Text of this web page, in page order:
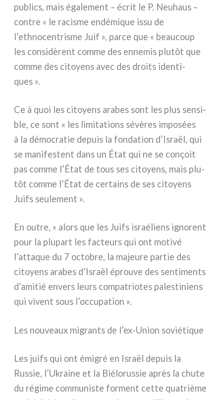
publics, mais éga­le­ment – écrit le P. Neuhaus –
con­tre « le raci­sme endé­mi­que issu de
l’ethnocentrisme Juif », par­ce que « beau­coup
les con­si­dè­rent com­me des enne­mis plu­tôt que
com­me des citoyens avec des droi­ts iden­ti­
ques ».
Ce à quoi les citoyens ara­bes sont les plus sen­si­
ble, ce sont « les limi­ta­tions sévè­res impo­sées
à la démo­cra­tie depuis la fon­da­tion d’Israël, qui
se mani­fe­stent dans un État qui ne se conçoit
pas com­me l’État de tous ses citoyens, mais plu­
tôt com­me l’État de cer­tains de ses citoyens
Juifs seu­le­ment ».
En outre, « alors que les Juifs israé­liens igno­rent
pour la plu­part les fac­teurs qui ont moti­vé
l’attaque du 7 octo­bre, la majeu­re par­tie des
citoyens ara­bes d’Israël éprou­ve des sen­ti­men­ts
d’amitié envers leurs com­pa­trio­tes pale­sti­niens
qui vivent sous l’occupation ».
Les nouveaux migrants de l’ex-Union soviétique
Les juifs qui ont émi­gré en Israël depuis la
Russie, l’Ukraine et la Biélorussie après la chu­te
du régi­me com­mu­ni­ste for­ment cet­te qua­triè­me